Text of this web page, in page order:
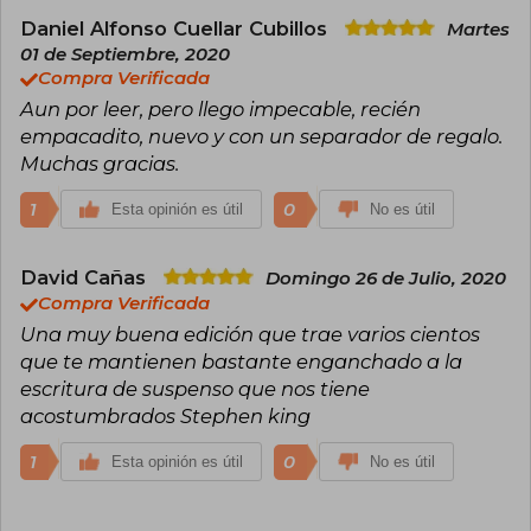
Daniel Alfonso Cuellar Cubillos
Martes
01 de Septiembre, 2020
Compra Verificada
Aun por leer, pero llego impecable, recién
empacadito, nuevo y con un separador de regalo.
Muchas gracias.
1 Esta opinión es útil 0 No es útil
David Cañas
Domingo 26 de Julio, 2020
Compra Verificada
Una muy buena edición que trae varios cientos
que te mantienen bastante enganchado a la
escritura de suspenso que nos tiene
acostumbrados Stephen king
1 Esta opinión es útil 0 No es útil